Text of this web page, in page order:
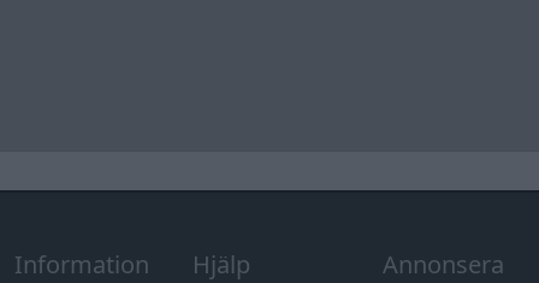
Information Hjälp Annonsera